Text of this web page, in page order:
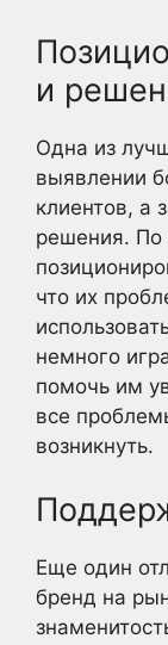
и
Одна из
выявлении
клиентов, а
решения. По
что их
немного
помочь им
все
возникнуть.
Еще один
бренд на